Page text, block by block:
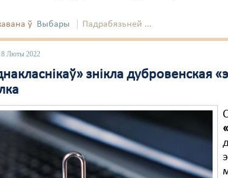
ў Выбары Падрабязьней ...
Люты 2022
знікла дубровенская
«